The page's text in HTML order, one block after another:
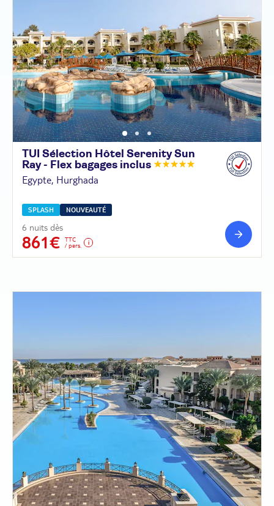
TUI Sélection Hôtel Serenity Sun
Ray - Flex bagages inclus
Egypte, Hurghada
SPLASH NOUVEAUTÉ
6 nuits dès
861€
TTC
/ pers.